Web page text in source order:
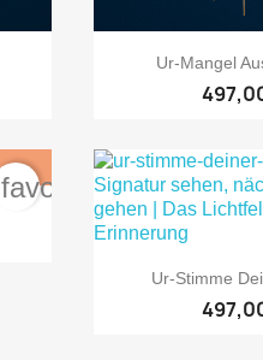

Ur-Mangel
favorite_border

Ur-Stimme